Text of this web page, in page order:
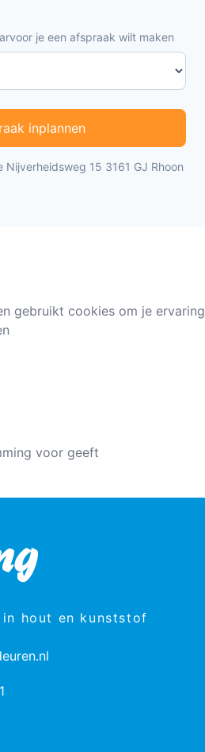
je een afspraak wilt maken
inplannen
15 3161 GJ Rhoon
gebruikt cookies om je ervaring
voor geeft
hout en kunststof